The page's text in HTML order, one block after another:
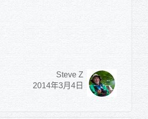
Steve Z
2014年3月4日